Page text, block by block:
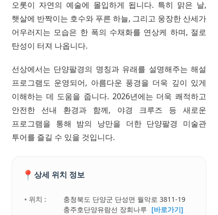
오롯이 자연의 예술에 몰입하게 됩니다. 특히 맑은 날,
햇살에 반짝이는 호수와 푸른 하늘, 그리고 웅장한 산세가
어우러지는 모습은 한 폭의 수채화를 연상케 하며, 절로
탄성이 터져 나옵니다.
선상에서는 단양팔경의 명칭과 유래를 설명해주는 해설
프로그램도 운영되어, 아름다운 풍경을 더욱 깊이 있게
이해하는 데 도움을 줍니다. 2026년에는 더욱 쾌적하고
안전한 선내 환경과 함께, 야경 크루즈 등 새로운
프로그램을 통해 밤의 낭만을 더한 단양팔경 미술관
투어를 즐길 수 있을 것입니다.
📍 상세 위치 정보
• 위치 :
충청북도 단양군 단성면 월악로 3811-19
충주호단양유람선 장회나루 [바로가기]